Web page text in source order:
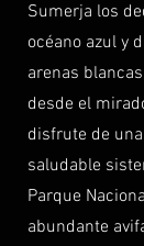
Sumerja los
océano azul y
arenas
desde el
disfrute de
saludable
Parque
abundante